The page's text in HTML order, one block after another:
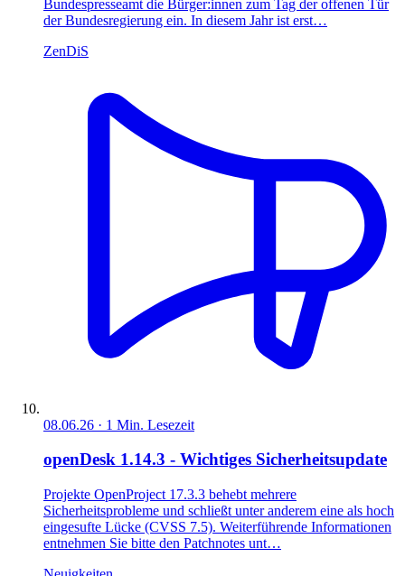
Bundespresseamt die Bürger:innen zum Tag der offenen Tür
der Bundesregierung ein. In diesem Jahr ist erst…
ZenDiS
08.06.26 · 1 Min. Lesezeit
openDesk 1.14.3 - Wichtiges Sicherheitsupdate
Projekte OpenProject 17.3.3 behebt mehrere
Sicherheitsprobleme und schließt unter anderem eine als hoch
eingesufte Lücke (CVSS 7.5). Weiterführende Informationen
entnehmen Sie bitte den Patchnotes unt…